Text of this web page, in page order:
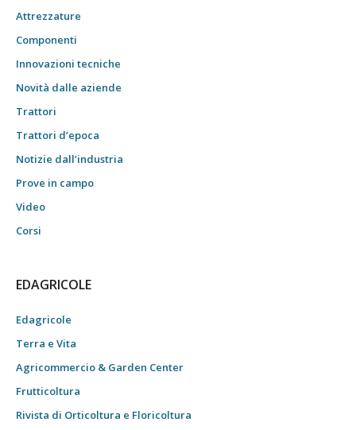
Attrezzature
Componenti
Innovazioni tecniche
Novità dalle aziende
Trattori
Trattori d’epoca
Notizie dall’industria
Prove in campo
Video
Corsi
EDAGRICOLE
Edagricole
Terra e Vita
Agricommercio & Garden Center
Frutticoltura
Rivista di Orticoltura e Floricoltura